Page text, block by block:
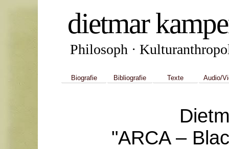
dietmar
Philosoph ·
Biografie Bibliografie Texte Audio/
ARCA –